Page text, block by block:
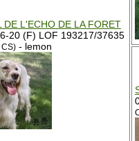
DE L'ECHO DE LA FORET
20 (F) LOF 193217/37635
CS) - lemon